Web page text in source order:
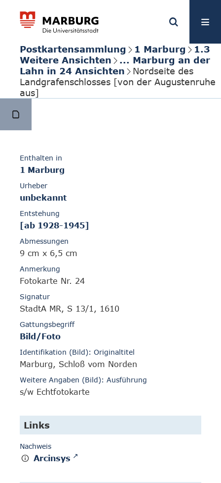
Postkartensammlung 1 Marburg
1.3
Weitere Ansichten
... Marburg an der
Lahn in 24 Ansichten
Nordseite des
Landgrafenschlosses [von der Augustenruhe
aus]
Enthalten in
1 Marburg
Urheber
unbekannt
Entstehung
[ab 1928-1945]
Abmessungen
9 cm x 6,5 cm
Anmerkung
Fotokarte Nr. 24
Signatur
StadtA MR, S 13/1, 1610
Gattungsbegriff
Bild/Foto
Identifikation (Bild): Originaltitel
Marburg, Schloß vom Norden
Weitere Angaben (Bild): Ausführung
s/w Echtfotokarte
Links
Nachweis
Arcinsys